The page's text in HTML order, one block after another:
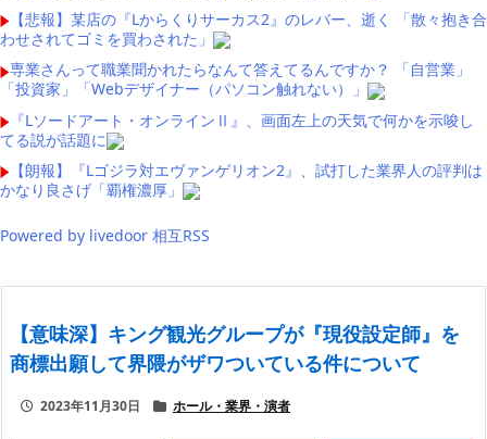
【悲報】某店の『Lからくりサーカス2』のレバー、逝く 「散々抱き合
わせされてゴミを買わされた」
専業さんって職業聞かれたらなんて答えてるんですか？ 「自営業」
「投資家」「Webデザイナー（パソコン触れない）」
『Lソードアート・オンラインⅡ』、画面左上の天気で何かを示唆し
てる説が話題に
【朗報】『Lゴジラ対エヴァンゲリオン2』、試打した業界人の評判は
かなり良さげ「覇権濃厚」
Powered by livedoor 相互RSS
【意味深】キング観光グループが『現役設定師』を
商標出願して界隈がザワついている件について
2023年11月30日 ホール・業界・演者